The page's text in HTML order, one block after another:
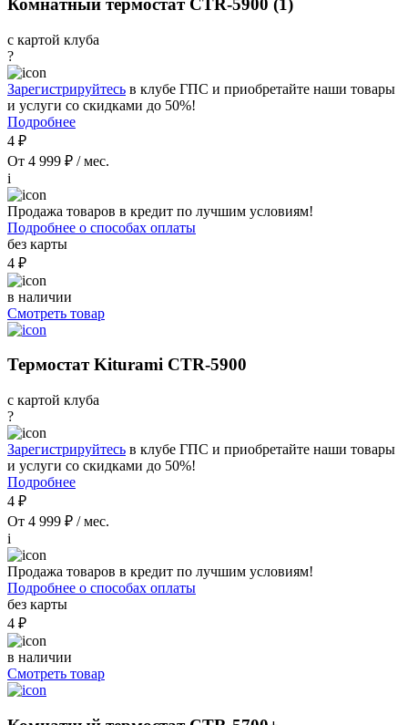
Комнатный термостат CTR-5900 (1)
с картой клуба
?
Зарегистрируйтесь в клубе ГПС и приобретайте наши товары
и услуги со скидками до 50%!
Подробнее
4 ₽
От 4 999 ₽ / мес.
i
Продажа товаров в кредит по лучшим условиям!
Подробнее о способах оплаты
без карты
4 ₽
в наличии
Смотреть товар
Термостат Kiturami CTR-5900
с картой клуба
?
Зарегистрируйтесь в клубе ГПС и приобретайте наши товары
и услуги со скидками до 50%!
Подробнее
4 ₽
От 4 999 ₽ / мес.
i
Продажа товаров в кредит по лучшим условиям!
Подробнее о способах оплаты
без карты
4 ₽
в наличии
Смотреть товар